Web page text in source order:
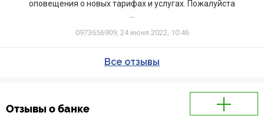
оповещения о новых тарифах и услугах. Пожалуйста
0973656909, 24 июня 2022, 10:46
Все отзывы
Отзывы о банке